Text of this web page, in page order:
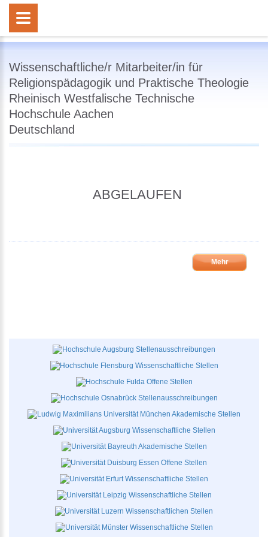
Wissenschaftliche/r Mitarbeiter/in für
Religionspädagogik und Praktische Theologie
Rheinisch Westfalische Technische
Hochschule Aachen
Deutschland
ABGELAUFEN
Mehr